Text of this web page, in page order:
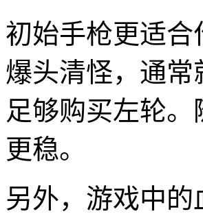
初始手枪更适
爆头清怪，通
足够购买左轮
更稳。
另外，游戏中